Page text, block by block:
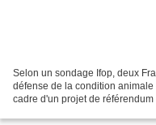
Selon un sondage Ifop, deux
défense de la condition
cadre d'un projet de